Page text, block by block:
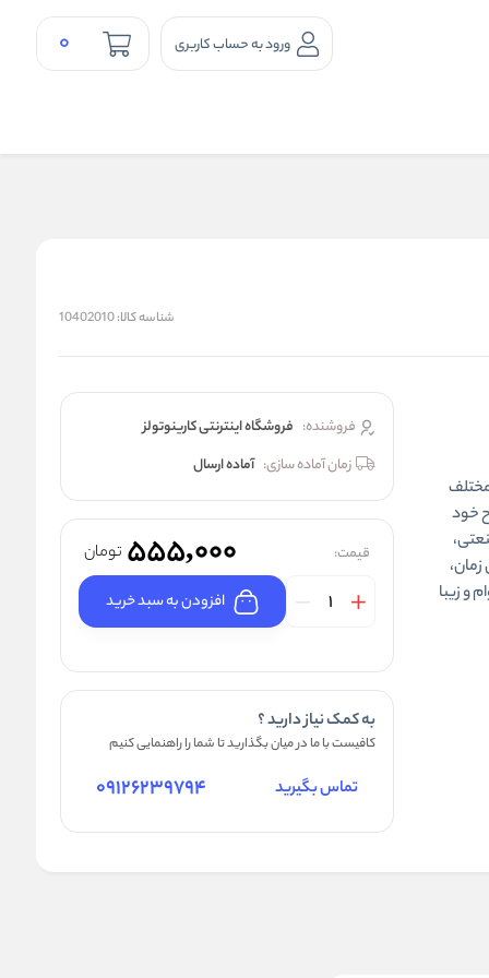
ورود به حساب کاربری 0
شناسه کالا:10402010
خود
و زیبا
فروشنده: فروشگاه اینترنتی کارینوتولز
زمان آماده سازی: آماده ارسال
قیمت: 555,000 تومان
افزودن به سبد خرید
به کمک نیاز دارید ؟
کافیست با ما در میان بگذارید تا شما را راهنمایی کنیم
تماس بگیرید 09126239794